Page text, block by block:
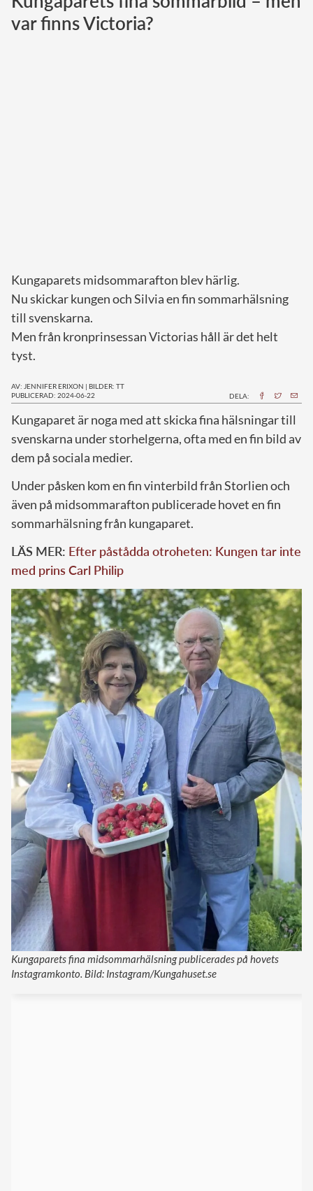
Norska kungahuset
var finns Victoria?
Kungaparets midsommarafton blev härlig.
Nu skickar kungen och Silvia en fin sommarhälsning
till svenskarna.
Men från kronprinsessan Victorias håll är det helt
tyst.
AV: JENNIFER ERIXON | BILDER: TT
PUBLICERAD: 2024-06-22
DELA:
Kungaparet är noga med att skicka fina hälsningar till
svenskarna under storhelgerna, ofta med en fin bild av
dem på sociala medier.
Under påsken kom en fin vinterbild från Storlien och
även på midsommarafton publicerade hovet en fin
sommarhälsning från kungaparet.
LÄS MER: Efter påstådda otroheten: Kungen tar inte
med prins Carl Philip
Kungaparets fina midsommarhälsning publicerades på hovets
Instagramkonto. Bild: Instagram/Kungahuset.se